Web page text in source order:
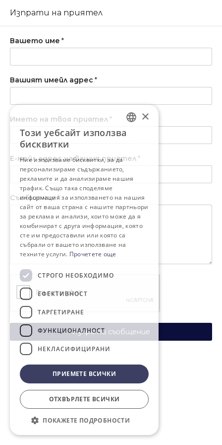
Изпрати на приятел
Вашето име *
Вашият имейл адрес *
Името на твоя приятел*
Е-мейл адрес на вашия приятел*
Съобщение *
Изпрати съобщение
BULGARIAN
×
Този уебсайт използва
бисквитки
Ние използваме бисквитки, за да
персонализираме съдържанието,
рекламите и да анализираме нашия
трафик. Също така споделяме
информация за използването на нашия
сайт от ваша страна с нашите партньори
за реклама и анализи, които може да я
комбинират с друга информация, която
сте им предоставили или която са
събрали от вашето използване на
техните услуги. Прочетете още
СТРОГО НЕОБХОДИМО
ЕФЕКТИВНОСТ
ТАРГЕТИРАНЕ
ФУНКЦИОНАЛНОСТ
НЕКЛАСИФИЦИРАНИ
ПРИЕМЕТЕ ВСИЧКИ
ОТХВЪРЛЕТЕ ВСИЧКИ
ПОКАЖЕТЕ ПОДРОБНОСТИ